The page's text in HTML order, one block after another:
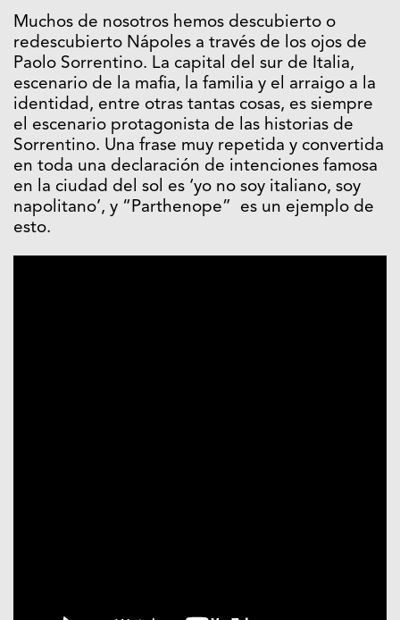
Muchos de nosotros hemos descubierto o
redescubierto Nápoles a través de los ojos de
Paolo Sorrentino. La capital del sur de Italia,
escenario de la mafia, la familia y el arraigo a la
identidad, entre otras tantas cosas, es siempre
el escenario protagonista de las historias de
Sorrentino. Una frase muy repetida y convertida
en toda una declaración de intenciones famosa
en la ciudad del sol es ‘yo no soy italiano, soy
napolitano’, y “Parthenope” es un ejemplo de
esto.